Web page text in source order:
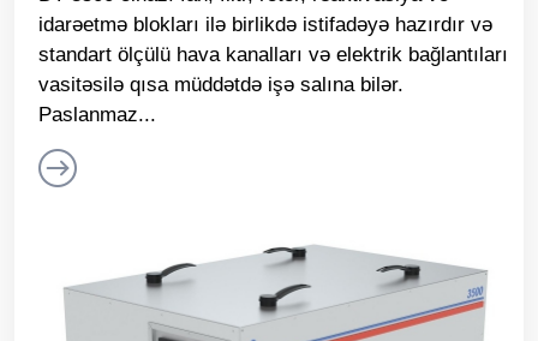
idarəetmə blokları ilə birlikdə istifadəyə hazırdır və
standart ölçülü hava kanalları və elektrik bağlantıları
vasitəsilə qısa müddətdə işə salına bilər.
Paslanmaz...